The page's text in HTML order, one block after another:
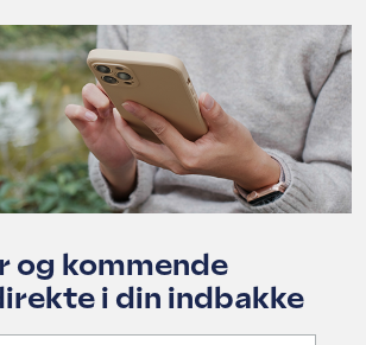
og kommende
i din indbakke